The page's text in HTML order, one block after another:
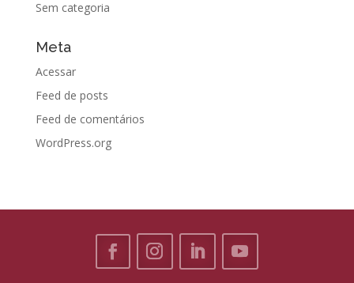
Sem categoria
Meta
Acessar
Feed de posts
Feed de comentários
WordPress.org